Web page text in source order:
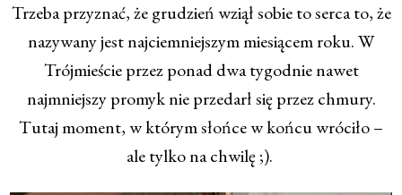
Trzeba przyznać, że grudzień wziął sobie to serca to, że
nazywany jest najciemniejszym miesiącem roku. W
Trójmieście przez ponad dwa tygodnie nawet
najmniejszy promyk nie przedarł się przez chmury.
Tutaj moment, w którym słońce w końcu wróciło –
ale tylko na chwilę ;).